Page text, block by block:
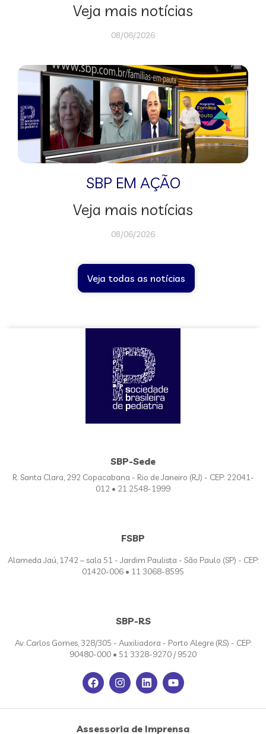
Veja mais notícias
08/06/2026
SBP EM AÇÃO
Veja mais notícias
08/06/2026
Veja todas as notícias
SBP-Sede
R. Santa Clara, 292 Copacabana - Rio de Janeiro (RJ) - CEP: 22041-
012 • 21 2548-1999
FSBP
Alameda Jaú, 1742 – sala 51 - Jardim Paulista - São Paulo (SP) - CEP:
01420-006 • 11 3068-8595
SBP-RS
Av. Carlos Gomes, 328/305 - Auxiliadora - Porto Alegre (RS) - CEP:
90480-000 • 51 3328-9270 / 9520
Assessoria de Imprensa